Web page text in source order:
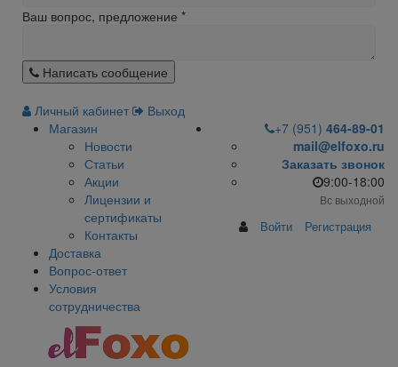
Ваш вопрос, предложение *
Написать сообщение
Личный кабинет
Выход
Магазин
Новости
Статьи
Акции
Лицензии и
сертификаты
Контакты
Доставка
Вопрос-ответ
Условия
сотрудничества
+7 (951) 464-89-01
mail@elfoxo.ru
Заказать звонок
9:00-18:00
Вс выходной
Войти Регистрация